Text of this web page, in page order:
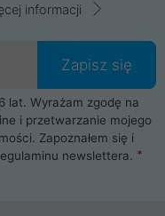
informacji
Zapisz się
lat. Wyrażam zgodę na
i przetwarzanie mojego
Zapoznałem się i
newslettera.